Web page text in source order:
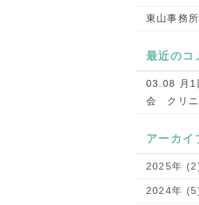
東山事務
最近のコ
03.08 月1
会 クリニ
アーカイ
2025年
2024年